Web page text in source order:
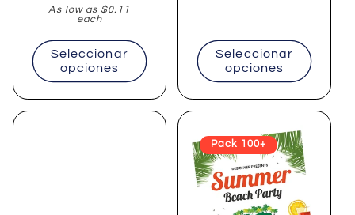
As low as $0.11
each
Seleccionar
opciones
Seleccionar
opciones
Pack 100+